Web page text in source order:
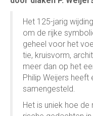
Het 125-jarig
om de rijke
geheel voor het
tie, kruis­vorm,
meer dan op het
Philip Weijers
samen­ge­steld.
Het is uniek hoe